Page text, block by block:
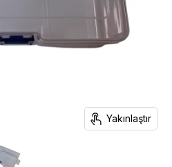
Yakınlaştır